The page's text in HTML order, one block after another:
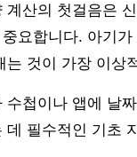
계산의 첫걸음은
요합니다. 아기
는 것이 가장 이상
수첩이나 앱에 날
데 필수적인 기초